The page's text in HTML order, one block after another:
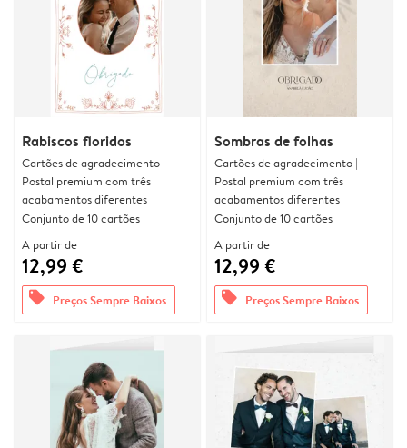
Rabiscos floridos
Cartões de agradecimento |
Postal premium com três
acabamentos diferentes
Conjunto de 10 cartões
A partir de
12,99 €
offers Preços Sempre Baixos
Sombras de folhas
Cartões de agradecimento |
Postal premium com três
acabamentos diferentes
Conjunto de 10 cartões
A partir de
12,99 €
offers Preços Sempre Baixos